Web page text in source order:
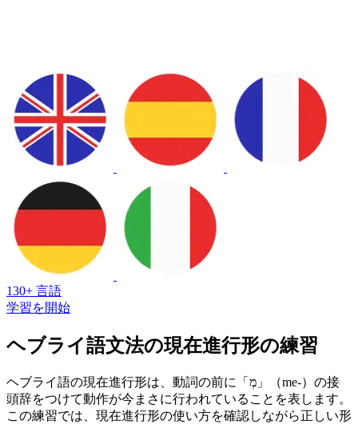
130+ 言語
学習を開始
ヘブライ語文法の現在進行形の練習
ヘブライ語の現在進行形は、動詞の前に「מְ」（me-）の接
頭辞をつけて動作が今まさに行われていることを表します。
この練習では、現在進行形の使い方を確認しながら正しい形